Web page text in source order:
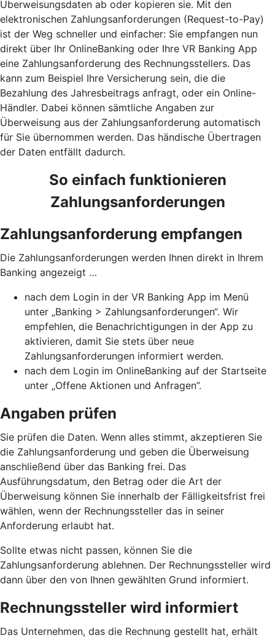
Überweisungsdaten ab oder kopieren sie. Mit den
elektronischen Zahlungsanforderungen (Request-to-Pay)
ist der Weg schneller und einfacher: Sie empfangen nun
direkt über Ihr OnlineBanking oder Ihre VR Banking App
eine Zahlungsanforderung des Rechnungsstellers. Das
kann zum Beispiel Ihre Versicherung sein, die die
Bezahlung des Jahresbeitrags anfragt, oder ein Online-
Händler. Dabei können sämtliche Angaben zur
Überweisung aus der Zahlungsanforderung automatisch
für Sie übernommen werden. Das händische Übertragen
der Daten entfällt dadurch.
So einfach funktionieren
Zahlungsanforderungen
Zahlungsanforderung empfangen
Die Zahlungsanforderungen werden Ihnen direkt in Ihrem
Banking angezeigt …
nach dem Login in der VR Banking App im Menü
unter „Banking > Zahlungsanforderungen“. Wir
empfehlen, die Benachrichtigungen in der App zu
aktivieren, damit Sie stets über neue
Zahlungsanforderungen informiert werden.
nach dem Login im OnlineBanking auf der Startseite
unter „Offene Aktionen und Anfragen”.
Angaben prüfen
Sie prüfen die Daten. Wenn alles stimmt, akzeptieren Sie
die Zahlungsanforderung und geben die Überweisung
anschließend über das Banking frei. Das
Ausführungsdatum, den Betrag oder die Art der
Überweisung können Sie innerhalb der Fälligkeitsfrist frei
wählen, wenn der Rechnungssteller das in seiner
Anforderung erlaubt hat.
Sollte etwas nicht passen, können Sie die
Zahlungsanforderung ablehnen. Der Rechnungssteller wird
dann über den von Ihnen gewählten Grund informiert.
Rechnungssteller wird informiert
Das Unternehmen, das die Rechnung gestellt hat, erhält